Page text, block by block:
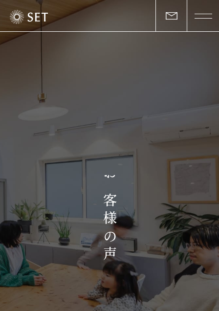
お
客
様
の
声
物件一覧
お客様の声
お知らせ・イベント
会社概要・アクセス
スタッフ紹介
プライバシーポリシー